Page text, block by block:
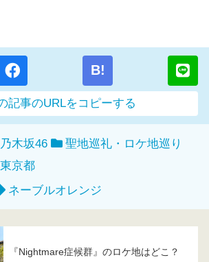
B!
記事のURLをコピーする
乃木坂46
聖地巡礼・ロケ地巡り
東京都
ネーブルオレンジ
『Nightmare症候群』のロケ地はどこ？